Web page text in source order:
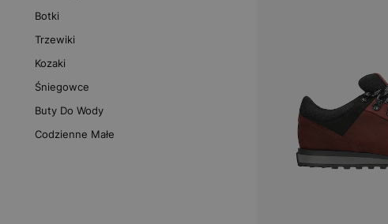
Botki
Trzewiki
Kozaki
Śniegowce
Buty Do Wody
Codzienne Małe